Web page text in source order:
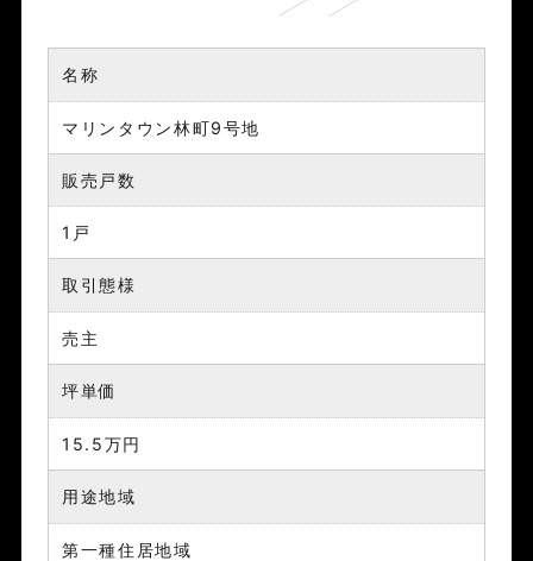
名称
マリンタウン林町9号地
販売戸数
1戸
取引態様
売主
坪単価
15.5万円
用途地域
第一種住居地域